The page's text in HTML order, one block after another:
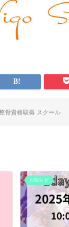
骨資格取得 スクール
お知らせ